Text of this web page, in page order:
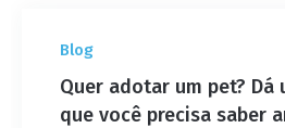
Blog
Quer adotar um pet? Dá
que você precisa saber